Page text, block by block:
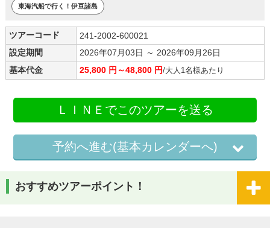
東海汽船で行く！伊豆諸島
ツアーコード
241-2002-600021
設定期間
2026年07月03日 ～ 2026年09月26日
基本代金
25,800 円～48,800 円/大人1名様あたり
ＬＩＮＥでこのツアーを送る
予約へ進む(基本カレンダーへ)
おすすめツアーポイント！